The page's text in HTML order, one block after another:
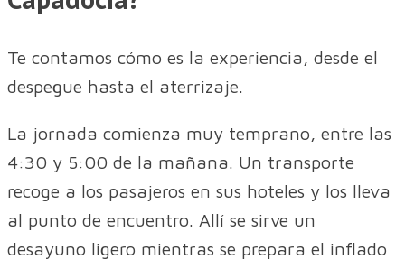
Te contamos cómo es la experiencia, desde el
despegue hasta el aterrizaje.
La jornada comienza muy temprano, entre las
4:30 y 5:00 de la mañana. Un transporte
recoge a los pasajeros en sus hoteles y los lleva
al punto de encuentro. Allí se sirve un
desayuno ligero mientras se prepara el inflado